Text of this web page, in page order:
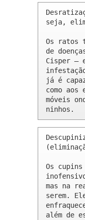
seja,
Os ratos
de
Cisper –
já é
como aos
móveis
ninhos.
Os
mas na
serem.
além de